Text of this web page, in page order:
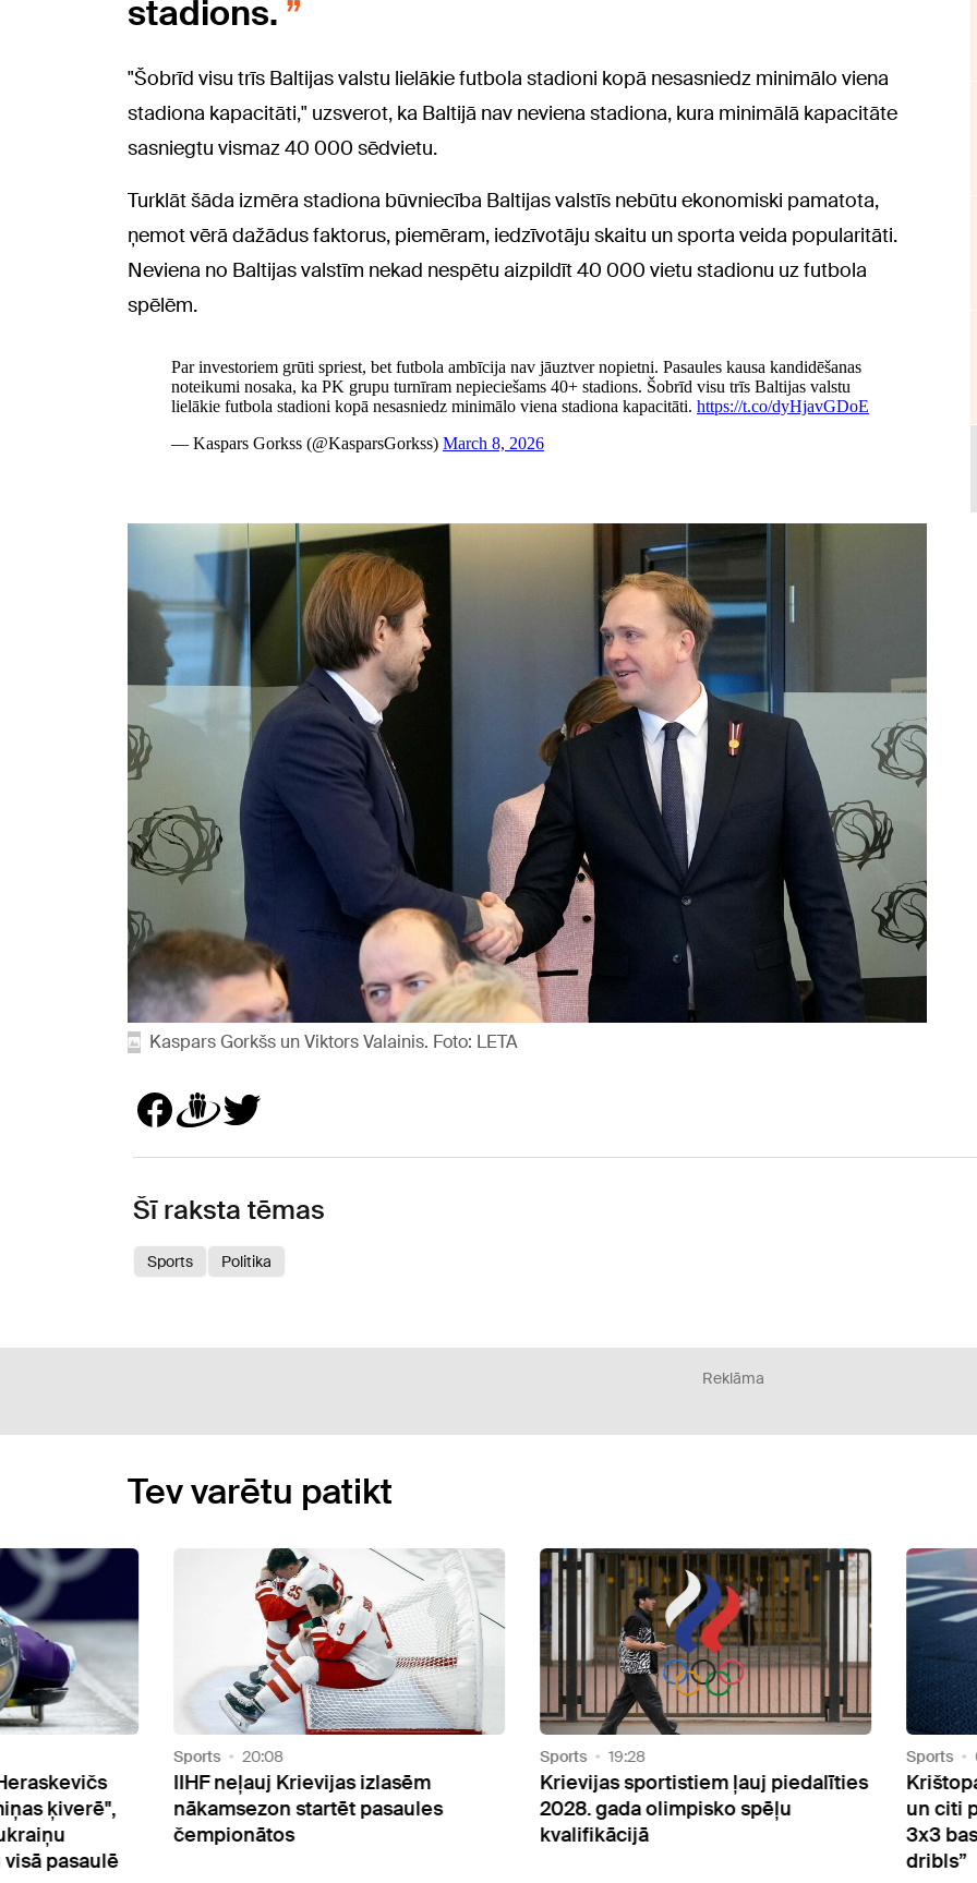
stadions.
"Šobrīd visu trīs Baltijas valstu lielākie futbola stadioni kopā nesasniedz minimālo viena
stadiona kapacitāti," uzsverot, ka Baltijā nav neviena stadiona, kura minimālā kapacitāte
sasniegtu vismaz 40 000 sēdvietu.
Turklāt šāda izmēra stadiona būvniecība Baltijas valstīs nebūtu ekonomiski pamatota,
ņemot vērā dažādus faktorus, piemēram, iedzīvotāju skaitu un sporta veida popularitāti.
Neviena no Baltijas valstīm nekad nespētu aizpildīt 40 000 vietu stadionu uz futbola
spēlēm.
Kaspars Gorkšs un Viktors Valainis. Foto: LETA
Šī raksta tēmas
Sports Politika
Reklāma
Tev varētu patikt
izlasēm
pasaules
Sports 19:28
Krievijas sportistiem ļauj piedalīties
2028. gada olimpisko spēļu
kvalifikācijā
Sports 08:57
Krištopans, Briedis, Valainis, Sprūds
un citi politiķi mērosies spēkiem
3x3 basketbola turnīrā “Politiķu
par